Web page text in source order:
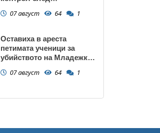
07 август 64 1
Оставиха в ареста
петимата ученици за
убийството на Младежкия
час, гаврили се с него и го
07 август 64 1